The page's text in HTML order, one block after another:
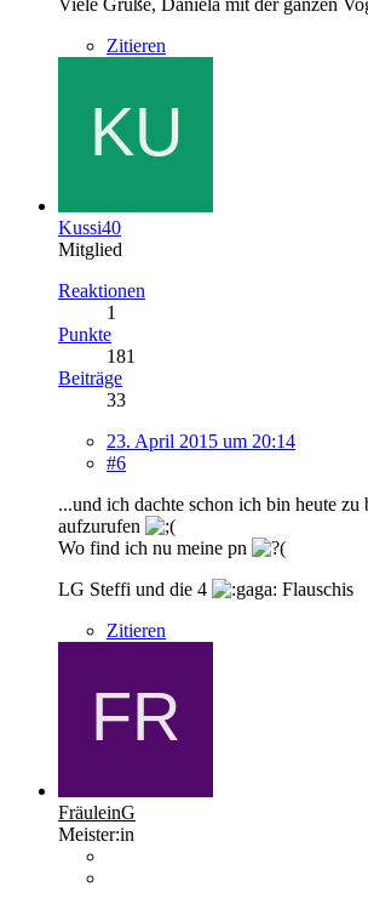
Zitieren
Kussi40
Mitglied
Reaktionen
1
Punkte
181
Beiträge
33
23. April 2015 um 20:14
#6
...und ich dachte schon ich bin heute zu
aufzurufen
Wo find ich nu meine pn
LG Steffi und die 4
Flauschis
Zitieren
FräuleinG
Meister:in